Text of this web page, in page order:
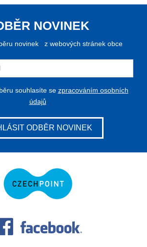
NOVINEK
novinek z webových stránek obce
souhlasíte se zpracováním osobních
údajů
ODBĚR NOVINEK